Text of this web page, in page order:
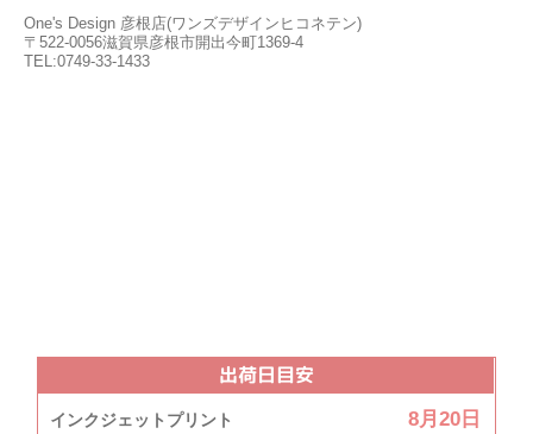
One's Design 彦根店(ワンズデザインヒコネテン)
〒522-0056滋賀県彦根市開出今町1369-4
TEL:0749-33-1433
出荷日目安
インクジェットプリント 8月20日